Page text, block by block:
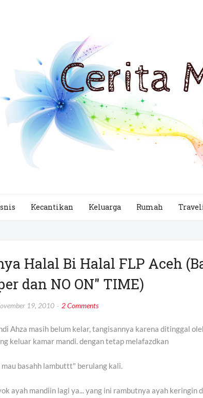
Kecantikan Keluarga Rumah
Halal Bi Halal FLP Aceh
dan NO ON" TIME)
19, 2010 2 Comments
Ahza masih belum kelar, tangisannya karena ditinggal
keluar kamar mandi. dengan tetap melafazdkan
mau basahh lambuttt" berulang kali.
ayah mandiin lagi ya... yang ini rambutnya ayah keringin